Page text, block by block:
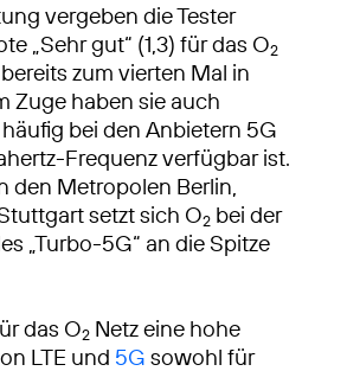
vergeben die Tester
„Sehr gut“ (1,3) für das O2
zum vierten Mal in
Zuge haben sie auch
bei den Anbietern 5G
Frequenz verfügbar ist.
den Metropolen Berlin,
setzt sich O2 bei der
„Turbo-5G“ an die Spitze
das O2 Netz eine hohe
LTE und 5G sowohl für